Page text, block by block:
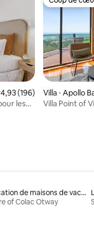
: 4,94 sur 5
moyenne sur la
4,93 (196)
les
Coup de
Villa ⋅ Apollo
Villa Point of
Location de maisons de vacances
of Colac Otway